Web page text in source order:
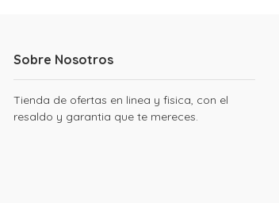
Sobre Nosotros
Tienda de ofertas en linea y fisica, con el
resaldo y garantia que te mereces.